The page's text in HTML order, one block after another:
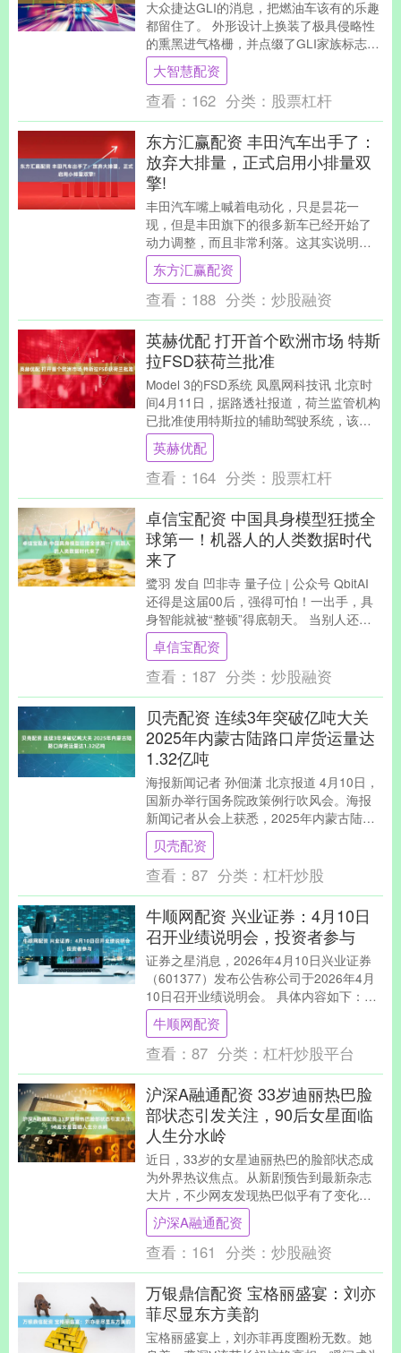
大众捷达GLI的消息，把燃油车该有的乐趣
都留住了。 外形设计上换装了极具侵略性
的熏黑进气格栅，并点缀了GLI家族标志性
的红色饰条，运动气息扑面而来。 车身大
量运....
大智慧配资
查看： 162 分类： 股票杠杆
东方汇赢配资 丰田汽车出手了：
放弃大排量，正式启用小排量双
擎!
丰田汽车嘴上喊着电动化，只是昙花一
现，但是丰田旗下的很多新车已经开始了
动力调整，而且非常利落。这其实说明丰
田汽车实打实的受到了冲击。 还有一款汽
车就是丰田威尔法....
东方汇赢配资
查看： 188 分类： 炒股融资
英赫优配 打开首个欧洲市场 特斯
拉FSD获荷兰批准
Model 3的FSD系统 凤凰网科技讯 北京时
间4月11日，据路透社报道，荷兰监管机构
已批准使用特斯拉的辅助驾驶系统，该软
件在人类监督下可处理高速公路和城市
道....
英赫优配
查看： 164 分类： 股票杠杆
卓信宝配资 中国具身模型狂揽全
球第一！机器人的人类数据时代
来了
鹭羽 发自 凹非寺 量子位 | 公众号 QbitAI
还得是这届00后，强得可怕！一出手，具
身智能就被“整顿”得底朝天。 当别人还在
Sim2Real打转时，这支....
卓信宝配资
查看： 187 分类： 炒股融资
贝壳配资 连续3年突破亿吨大关
2025年内蒙古陆路口岸货运量达
1.32亿吨
海报新闻记者 孙佃潇 北京报道 4月10日，
国新办举行国务院政策例行吹风会。海报
新闻记者从会上获悉，2025年内蒙古陆路
口岸货运量达1.32亿吨，连续3年突破亿....
贝壳配资
查看： 87 分类： 杠杆炒股
牛顺网配资 兴业证券：4月10日
召开业绩说明会，投资者参与
证券之星消息，2026年4月10日兴业证券
（601377）发布公告称公司于2026年4月
10日召开业绩说明会。 具体内容如下：
问：本次活动的具体互动答记录如下：....
牛顺网配资
查看： 87 分类： 杠杆炒股平台
沪深A融通配资 33岁迪丽热巴脸
部状态引发关注，90后女星面临
人生分水岭
近日，33岁的女星迪丽热巴的脸部状态成
为外界热议焦点。从新剧预告到最新杂志
大片，不少网友发现热巴似乎有了变化，
多了一种妈妈味。这种气质转变并非化妆
或光影能掩盖，....
沪深A融通配资
查看： 161 分类： 炒股融资
万银鼎信配资 宝格丽盛宴：刘亦
菲尽显东方美韵
宝格丽盛宴上，刘亦菲再度圈粉无数。她